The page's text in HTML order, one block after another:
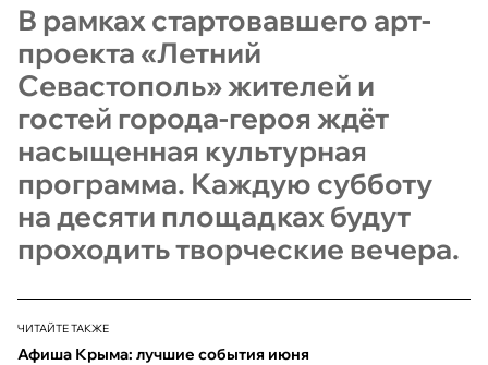
В рамках стартовавшего арт-
проекта «Летний
Севастополь» жителей и
гостей города-героя ждёт
насыщенная культурная
программа. Каждую субботу
на десяти площадках будут
проходить творческие вечера.
ЧИТАЙТЕ ТАКЖЕ
Афиша Крыма: лучшие события июня